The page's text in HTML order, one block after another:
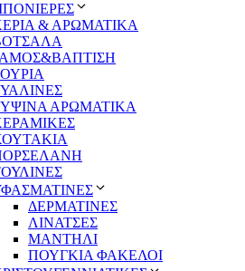
& ΑΡΩΜΑΤΙΚΑ
ΑΡΩΜΑΤΙΚΑ
ΔΕΡΜΑΤΙΝΕΣ
ΛΙΝΑΤΣΕΣ
ΜΑΝΤΗΛΙ
ΠΟΥΓΚΙΑ ΦΑΚΕΛΟΙ